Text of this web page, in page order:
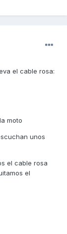
el cable rosa:
moto
unos
el cable rosa
el